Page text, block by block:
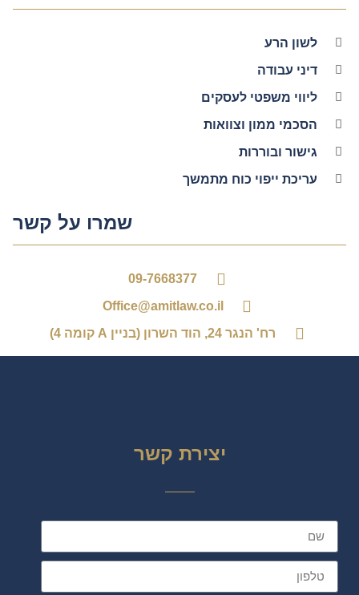
לשון הרע
דיני עבודה
ליווי משפטי לעסקים
הסכמי ממון וצוואות
גישור ובוררות
עריכת ייפוי כוח מתמשך
שמרו על קשר
09-7668377
Office@amitlaw.co.il
רח' הנגר 24, הוד השרון (בניין A קומה 4)
יצירת קשר